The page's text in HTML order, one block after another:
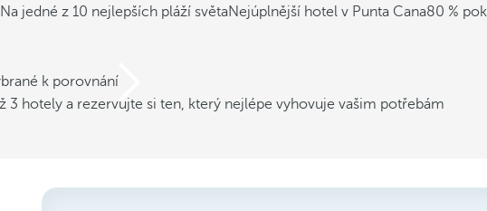
Na jedné z 10 nejlepších pláží světaNejúplnější hotel v Punta Cana80 %
k porovnání
3 hotely a rezervujte si ten, který nejlépe vyhovuje vašim potřebám